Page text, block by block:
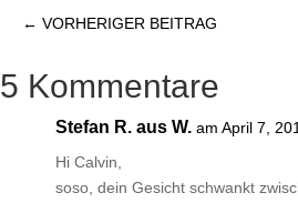
← VORHERIGER BEITRAG
5 Kommentare
Stefan R. aus W. am April 7,
Hi Calvin,
soso, dein Gesicht schwankt